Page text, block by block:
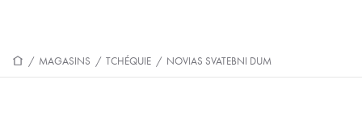
/ MAGASINS / TCHÉQUIE / NOVIAS SVATEBNI DUM